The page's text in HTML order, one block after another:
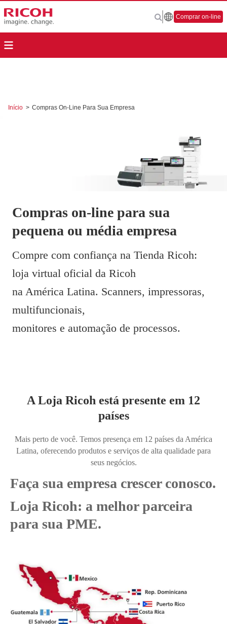
Comprar on-line
Início > Compras On-Line Para Sua Empresa
Compras on-line para sua
pequena ou média empresa
Compre com confiança na Tienda Ricoh:
loja virtual oficial da Ricoh
na América Latina. Scanners, impressoras,
multifuncionais,
monitores e automação de processos.
A Loja Ricoh está presente em 12
países
Mais perto de você. Temos presença em 12 países da América
Latina, oferecendo produtos e serviços de alta qualidade para
seus negócios.
Faça sua empresa crescer conosco.
Loja Ricoh: a melhor parceira
para sua PME.